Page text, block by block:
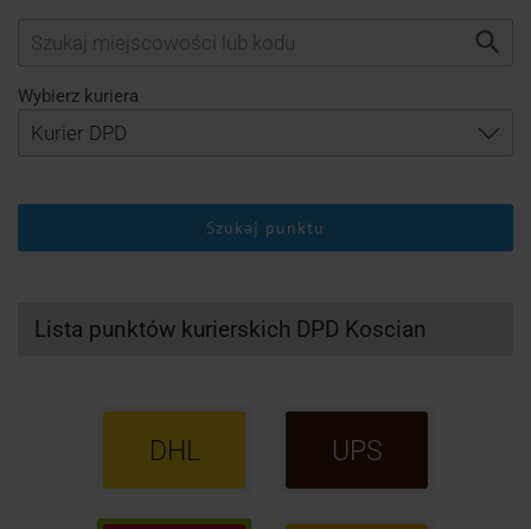
Wybierz kuriera
Szukaj punktu
Lista punktów kurierskich DPD Koscian
DHL UPS